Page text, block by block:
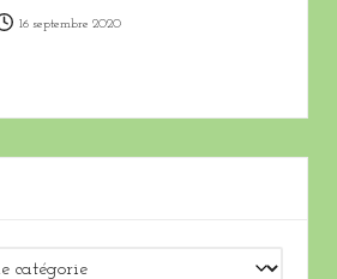
16 septembre 2020